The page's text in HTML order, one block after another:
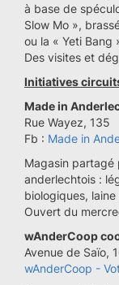
à base de
Slow Mo »,
ou la « Yeti Bang
Des visites et
Initiatives
Made in
Rue Wayez, 135
Fb : Made in
Magasin partagé
anderlechtois :
biologiques,
Ouvert du
wAnderCoop
Avenue de Saïo,
wAnderCoop -